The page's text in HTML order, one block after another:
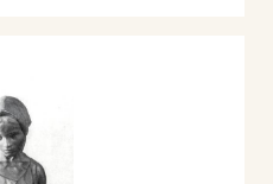
mostra, p. 137.
Italiana alla XVII
Italiana, Milano,